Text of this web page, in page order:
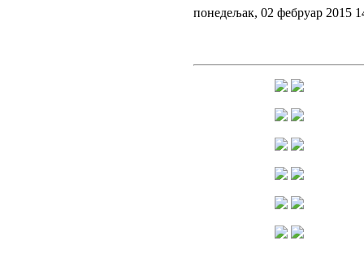
понедељак, 02 фебруар 2015